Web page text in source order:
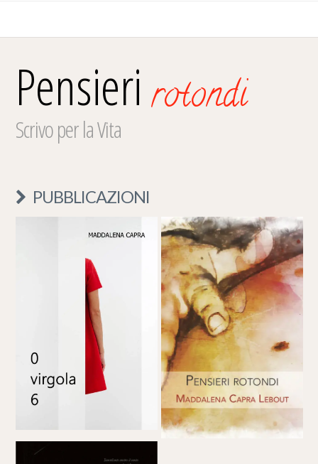
Pensierirotondi
Scrivo per la Vita
PUBBLICAZIONI